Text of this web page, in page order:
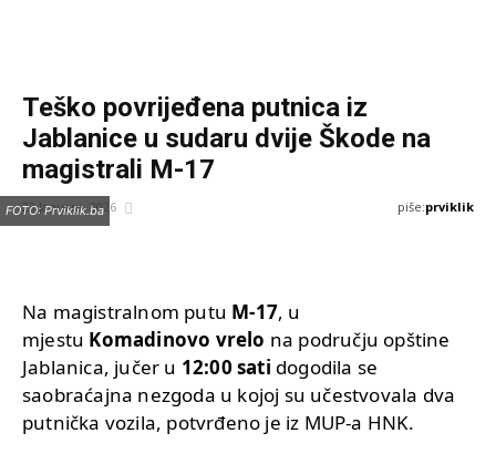
Teško povrijeđena putnica iz
Jablanice u sudaru dvije Škode na
magistrali M-17
23 Januara, 2026 piše:prviklik
FOTO: Prviklik.ba
Na magistralnom putu M-17, u
mjestu Komadinovo vrelo na području opštine
Jablanica, jučer u 12:00 sati dogodila se
saobraćajna nezgoda u kojoj su učestvovala dva
putnička vozila, potvrđeno je iz MUP-a HNK.